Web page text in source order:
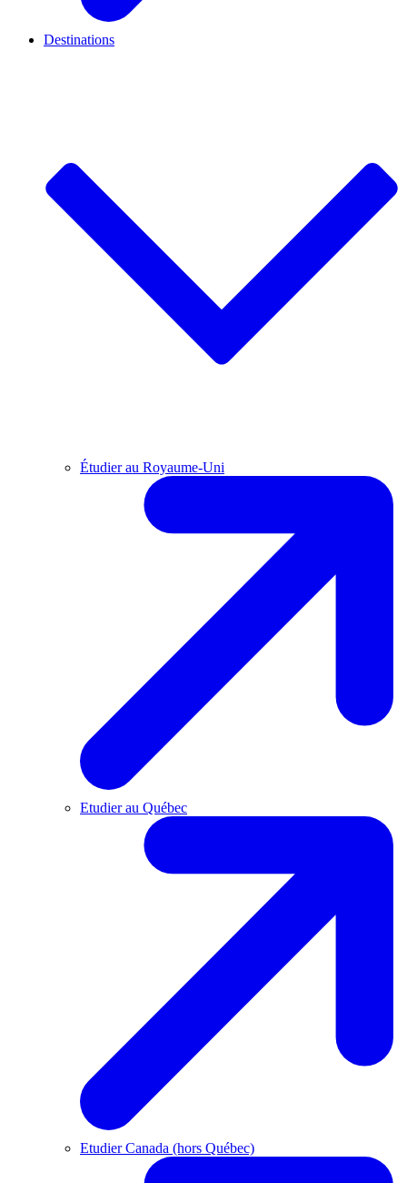
Destinations
Étudier au Royaume-Uni
Etudier au Québec
Etudier Canada (hors Québec)